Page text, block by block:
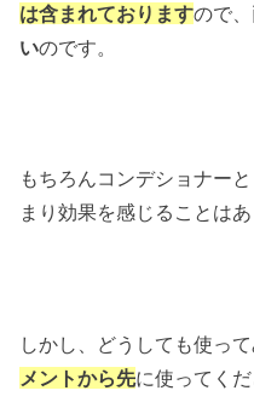
は含まれておりますので
いのです。
もちろんコンデショナー
まり効果を感じることはあ
しかし、どうしても使っ
メントから先に使ってくだ